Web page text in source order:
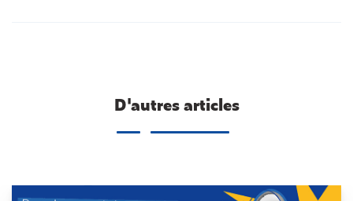
D'autres articles